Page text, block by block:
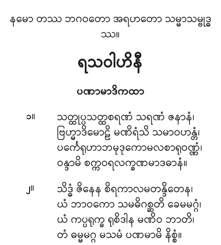
နမော တဿ ဘဂဝတော အရဟတော သမ္မာသမ္ဗုဒ္ဓ
ဿ။
ရသဝါဟိနီ
ပဏာမာဒိကထာ
၁။ သတ္ထုပ္ပသတ္ထစရဏံ သရဏံ ဇနာနံ၊
ဗြဟ္မာဒိမောဠိ မဏိရံသိ သမာဝဟန္တံ၊
ပင်္ကေရုဟာဘမုဒုကောမလစာရုဝဏ္ဏံ၊
ဝန္ဒာမိ စက္ကဝရလက္ခဏမာဒဓာနံ။
၂။
သိဒ္ဓံ ဇိနေန စိရကာလမတန္ဒိတေန၊
ယံ ဘာဝကော သမဓိဂစ္ဆတိ ခေမမဂ္ဂံ၊
ယံ ကပ္ပရုက္ခ ရုစိဒါန မဏိဝ ဘာတိ၊
တံ ဓမ္မမဂ္ဂ မသမံ ပဏမာမိ နိစ္စံ။